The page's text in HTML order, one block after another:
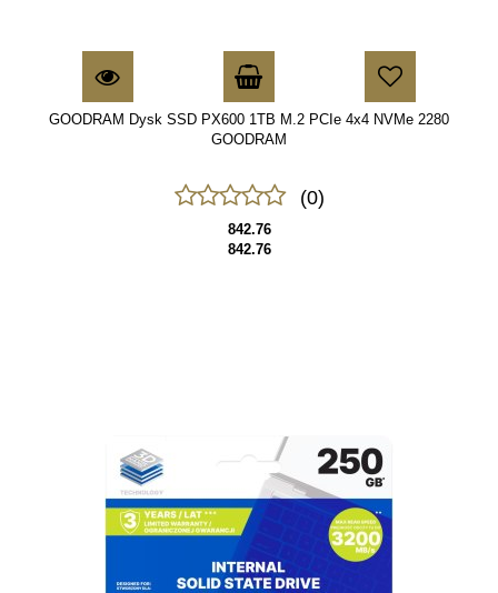
GOODRAM Dysk SSD PX600 1TB M.2 PCIe 4x4 NVMe 2280
GOODRAM
(0)
842.76
842.76